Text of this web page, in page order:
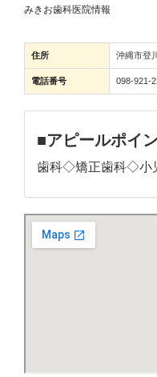
みきお歯科医院情報
住所 沖縄市登
電話番号 098-921-
■アピールポイ
歯科◇矯正歯科◇小